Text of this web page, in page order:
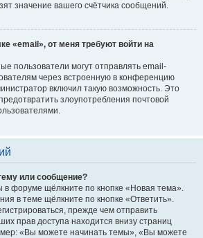
значение вашего счётчика сообщений.
«email», от меня требуют войти на
пользователи могут отправлять email-
через встроенную в конференцию
включил такую возможность. Это
злоупотребления почтовой
или сообщение?
в форуме щёлкните по кнопке «Новая тема».
в теме щёлкните по кнопке «Ответить».
прежде чем отправить
прав доступа находится внизу страниц
«Вы можете начинать темы», «Вы можете